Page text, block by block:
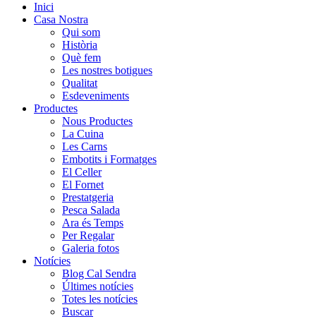
Inici
Casa Nostra
Qui som
Història
Què fem
Les nostres botigues
Qualitat
Esdeveniments
Productes
Nous Productes
La Cuina
Les Carns
Embotits i Formatges
El Celler
El Fornet
Prestatgeria
Pesca Salada
Ara és Temps
Per Regalar
Galeria fotos
Notícies
Blog Cal Sendra
Últimes notícies
Totes les notícies
Buscar